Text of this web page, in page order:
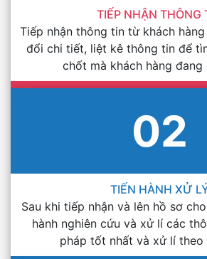
TIẾP NHẬN THÔNG
Tiếp nhận thông tin từ khách
đổi chi tiết, liệt kê thông tin để
chốt mà khách hàng đang
02
TIẾN HÀNH XỬ
Sau khi tiếp nhận và lên hồ sơ
hành nghiên cứu và xử lí các
pháp tốt nhất và xử lí theo